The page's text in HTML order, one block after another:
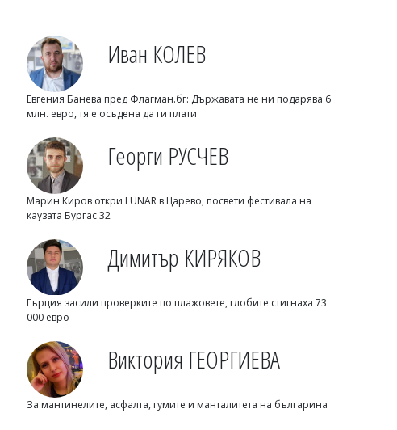
пришествие, идват до 39 градуса
Иван КОЛЕВ
Евгения Банева пред Флагман.бг: Държавата не ни подарява 6
млн. евро, тя е осъдена да ги плати
Георги РУСЧЕВ
Марин Киров откри LUNAR в Царево, посвети фестивала на
каузата Бургас 32
Димитър КИРЯКОВ
Гърция засили проверките по плажовете, глобите стигнаха 73
000 евро
Виктория ГЕОРГИЕВА
За мантинелите, асфалта, гумите и манталитета на българина